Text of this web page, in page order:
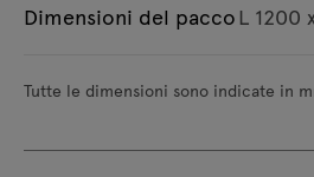
Dimensioni del pacco L 1200
Tutte le dimensioni sono indicate in